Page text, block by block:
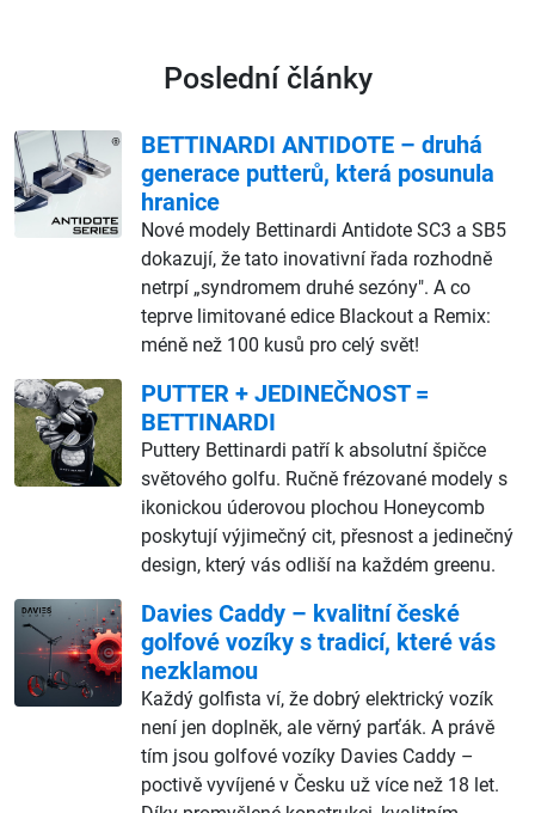
Poslední články
BETTINARDI ANTIDOTE – druhá
generace putterů, která posunula
hranice
Nové modely Bettinardi Antidote SC3 a SB5
dokazují, že tato inovativní řada rozhodně
netrpí „syndromem druhé sezóny". A co
teprve limitované edice Blackout a Remix:
méně než 100 kusů pro celý svět!
PUTTER + JEDINEČNOST =
BETTINARDI
Puttery Bettinardi patří k absolutní špičce
světového golfu. Ručně frézované modely s
ikonickou úderovou plochou Honeycomb
poskytují výjimečný cit, přesnost a jedinečný
design, který vás odliší na každém greenu.
Davies Caddy – kvalitní české
golfové vozíky s tradicí, které vás
nezklamou
Každý golfista ví, že dobrý elektrický vozík
není jen doplněk, ale věrný parťák. A právě
tím jsou golfové vozíky Davies Caddy –
poctivě vyvíjené v Česku už více než 18 let.